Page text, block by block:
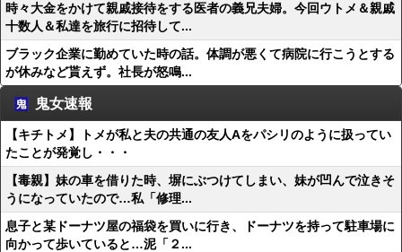
時々大金をかけて親戚接待をする医者の義兄夫婦。今回ウトメ＆親戚
十数人＆私達を旅行に招待して...
ブラック企業に勤めていた時の話。体調が悪くて病院に行こうとする
が休みなど貰えず。社長が怒鳴...
鬼女速報
【キチトメ】トメが私と夫の共通の友人Aをパシリのように扱ってい
たことが発覚し・・・
【毒親】妹の車を借りた時、塀にぶつけてしまい、妹が凹んで泣きそ
うになっていたので…私「修理...
息子と某ドーナツ屋の福袋を買いに行き、ドーナツを持って駐車場に
向かって歩いていると…泥「２...